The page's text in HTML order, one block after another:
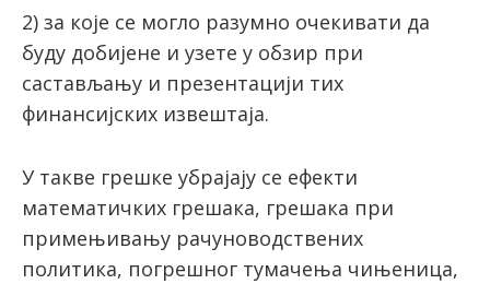
2) за које се могло разумно очекивати да
буду добијене и узете у обзир при
састављању и презентацији тих
финансијских извештаја.
У такве грешке убрајају се ефекти
математичких грешака, грешака при
примењивању рачуноводствених
политика, погрешног тумачења чињеница,